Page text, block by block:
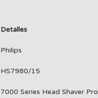
Detalles
Philips
HS7980/15
7000 Series Head Shaver Pro